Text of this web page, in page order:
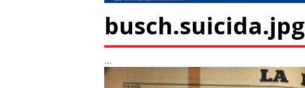
busch.suicida.jpg
...